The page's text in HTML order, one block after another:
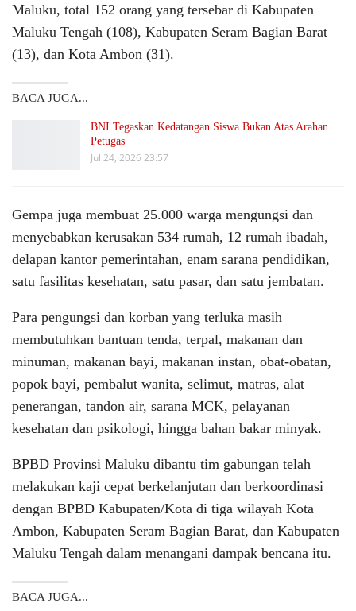
Maluku, total 152 orang yang tersebar di Kabupaten
Maluku Tengah (108), Kabupaten Seram Bagian Barat
(13), dan Kota Ambon (31).
BACA JUGA...
BNI Tegaskan Kedatangan Siswa Bukan Atas Arahan
Petugas
Jul 24, 2026 23:57
Gempa juga membuat 25.000 warga mengungsi dan
menyebabkan kerusakan 534 rumah, 12 rumah ibadah,
delapan kantor pemerintahan, enam sarana pendidikan,
satu fasilitas kesehatan, satu pasar, dan satu jembatan.
Para pengungsi dan korban yang terluka masih
membutuhkan bantuan tenda, terpal, makanan dan
minuman, makanan bayi, makanan instan, obat-obatan,
popok bayi, pembalut wanita, selimut, matras, alat
penerangan, tandon air, sarana MCK, pelayanan
kesehatan dan psikologi, hingga bahan bakar minyak.
BPBD Provinsi Maluku dibantu tim gabungan telah
melakukan kaji cepat berkelanjutan dan berkoordinasi
dengan BPBD Kabupaten/Kota di tiga wilayah Kota
Ambon, Kabupaten Seram Bagian Barat, dan Kabupaten
Maluku Tengah dalam menangani dampak bencana itu.
BACA JUGA...